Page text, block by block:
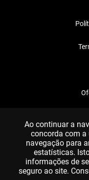
Ao continuar a
concorda com
navegação para
estatísticas.
informações de
seguro ao site.